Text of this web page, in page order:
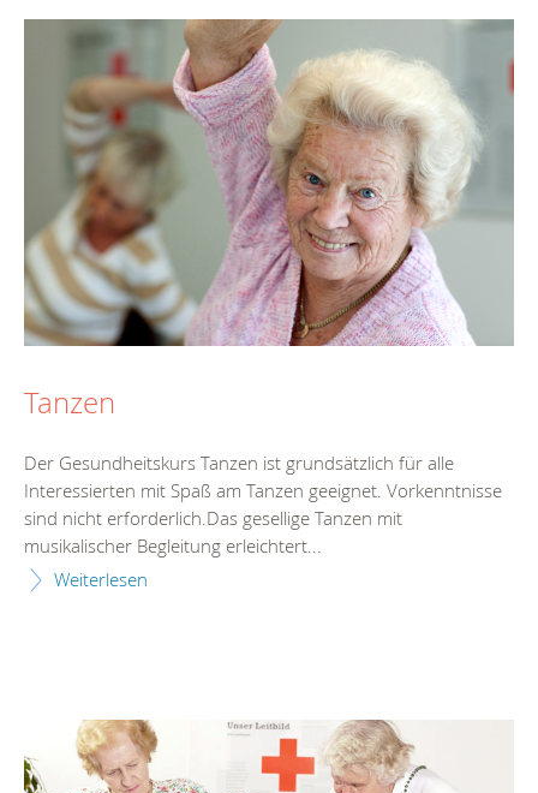
Tanzen
Der Gesundheitskurs Tanzen ist grundsätzlich für alle
Interessierten mit Spaß am Tanzen geeignet. Vorkenntnisse
sind nicht erforderlich.Das gesellige Tanzen mit
musikalischer Begleitung erleichtert...
Weiterlesen